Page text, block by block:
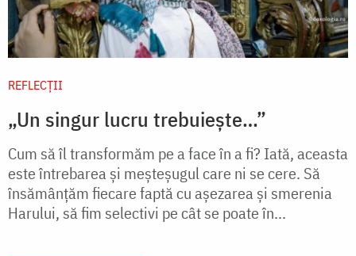
REFLECȚII
„Un singur lucru trebuiește…”
Cum să îl transformăm pe a face în a fi? Iată, aceasta
este întrebarea și meșteșugul care ni se cere. Să
însămânțăm fiecare faptă cu așezarea și smerenia
Harului, să fim selectivi pe cât se poate în...